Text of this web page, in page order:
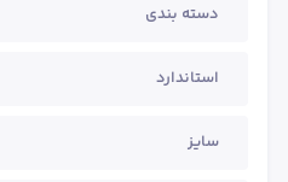
دسته بندی
استاندارد
سایز